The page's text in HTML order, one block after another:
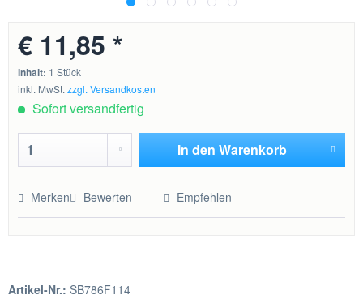
€ 11,85 *
Inhalt: 1 Stück
inkl. MwSt.zzgl. Versandkosten
Sofort versandfertig
In den Warenkorb
Merken Bewerten Empfehlen
Artikel-Nr.: SB786F114